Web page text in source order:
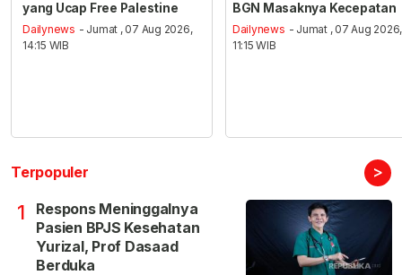
yang Ucap Free Palestine
Dailynews - Jumat , 07 Aug 2026,
14:15 WIB
BGN Masaknya Kecepatan
Dailynews - Jumat , 07 Aug 2026,
11:15 WIB
Terpopuler >
1
Respons Meninggalnya
Pasien BPJS Kesehatan
Yurizal, Prof Dasaad
Berduka